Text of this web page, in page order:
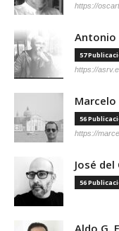
https://
Antonio
57
https://
56
https://
José
56
Aldo G.